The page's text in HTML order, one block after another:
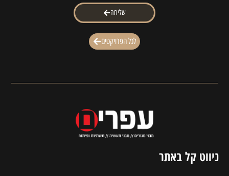
שליחה
לכל הפרויקטים
ניווט קל באתר